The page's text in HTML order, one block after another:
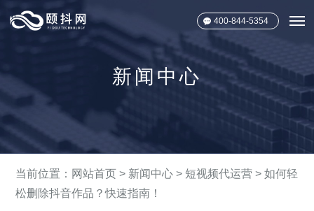
400-844-5354
新闻中心
当前位置： 网站首页 > 新闻中心 > 短视频代运营 > 如何轻
松删除抖音作品？快速指南！